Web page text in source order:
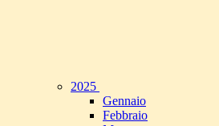
2025
Gennaio
Febbraio